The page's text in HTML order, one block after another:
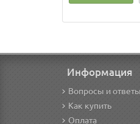
Информация
Вопросы и ответы
Как купить
Оплата